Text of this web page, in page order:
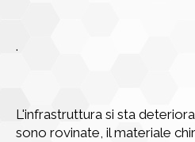
.
L'infrastruttura si sta
sono rovinate, il materiale